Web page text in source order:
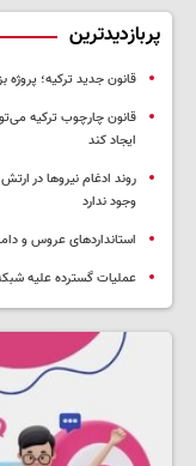
پربازدیدترین
قانون جدید ترکیه؛ پروژه
قانون چارچوب ترکیه
ایجاد کند
روند ادغام نیروها در
وجود ندارد
استانداردهای عروس و
عملیات گسترده علیه